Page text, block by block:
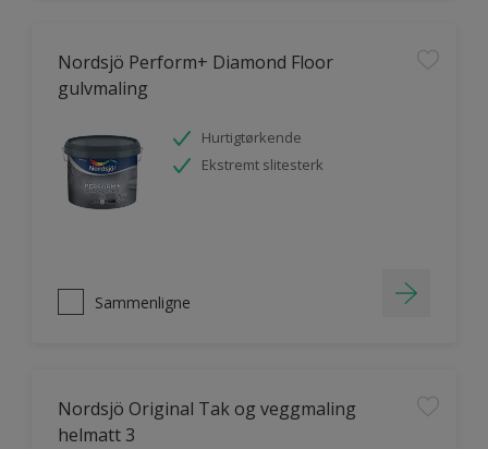
Nordsjö Perform+ Diamond Floor
gulvmaling
Hurtigtørkende
Ekstremt slitesterk
Sammenligne
Nordsjö Original Tak og veggmaling
helmatt 3